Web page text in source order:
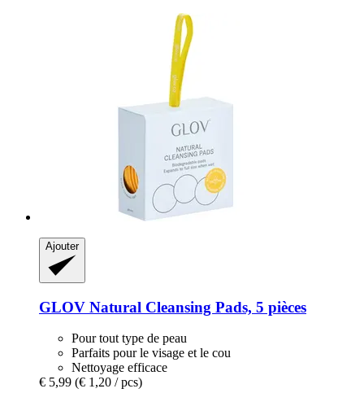
Ajouter
GLOV Natural Cleansing Pads, 5 pièces
Pour tout type de peau
Parfaits pour le visage et le cou
Nettoyage efficace
€ 5,99 (€ 1,20 / pcs)